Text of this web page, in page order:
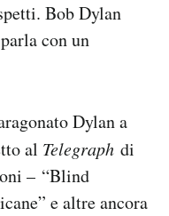
Bob Dylan
con un
Dylan a
al Telegraph di
– “Blind
e altre ancora